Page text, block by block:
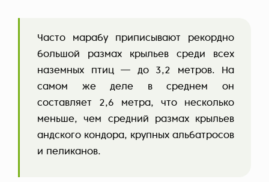
Часто марабу приписывают рекордно
большой размах крыльев среди всех
наземных птиц — до 3,2 метров. На
самом же деле в среднем он
составляет 2,6 метра, что несколько
меньше, чем средний размах крыльев
андского кондора, крупных альбатросов
и пеликанов.